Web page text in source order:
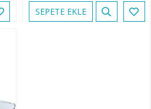
SEPETE EKLE